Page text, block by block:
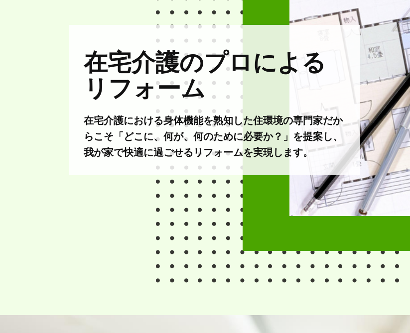
在宅介護のプロによる
リフォーム
在宅介護における身体機能を熟知した住環境の専門家だか
らこそ「どこに、何が、何のために必要か？」を提案し、
我が家で快適に過ごせるリフォームを実現します。